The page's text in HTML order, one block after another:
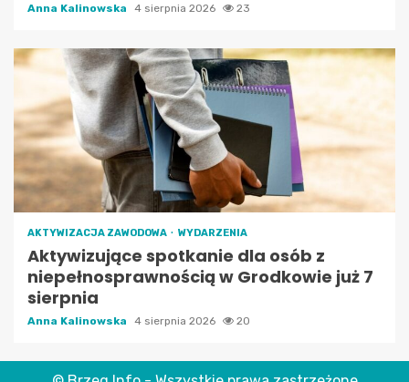
Anna Kalinowska 4 sierpnia 2026 23
AKTYWIZACJA ZAWODOWA WYDARZENIA
Aktywizujące spotkanie dla osób z
niepełnosprawnością w Grodkowie już 7
sierpnia
Anna Kalinowska 4 sierpnia 2026 20